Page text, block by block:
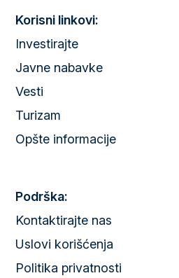
Korisni linkovi:
Investirajte
Javne nabavke
Vesti
Turizam
Opšte informacije
Podrška:
Kontaktirajte nas
Uslovi korišćenja
Politika privatnosti